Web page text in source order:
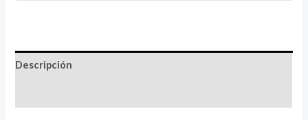
Descripción